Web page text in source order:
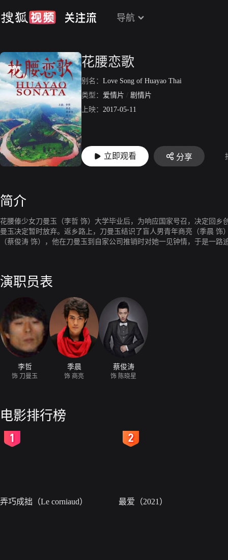
导航
花腰恋歌
别名： Love Song of Huayao Thai
类型： 爱情片 / 剧情片
上映： 2017-05-11
立即观看 分享
简介
花腰傣少女刀曼玉（李哲 饰）大学毕业后，为响应国家号召，决定回
曼玉决定暂时放弃。返乡路上，刀曼玉结识了盲人男青年商亮（季晨
（蔡俊涛 饰），他在刀曼玉到自家公司推销时对她一见钟情，于是一
演职员表
李哲
饰 刀曼玉
季晨
饰 商亮
蔡俊涛
饰 陈晓星
电影排行榜
弄巧成拙（Le corniaud） 最爱（2021）